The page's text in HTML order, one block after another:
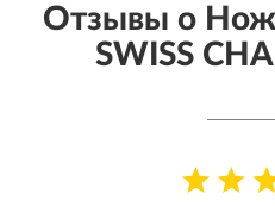
Отзывы о Нож
SWISS